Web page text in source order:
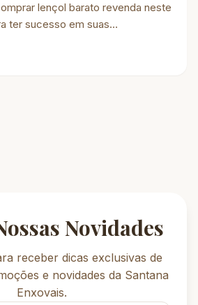
lençol barato revenda neste
ter sucesso em suas…
Novidades
receber dicas exclusivas de
e novidades da Santana
Enxovais.